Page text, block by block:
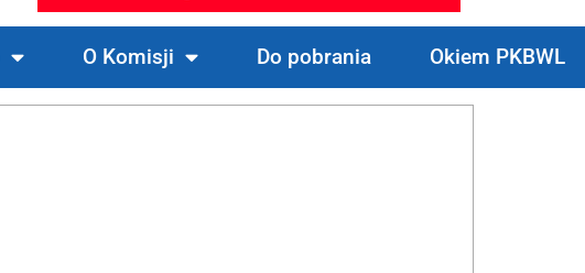
O Komisji Do pobrania Okiem PKBWL